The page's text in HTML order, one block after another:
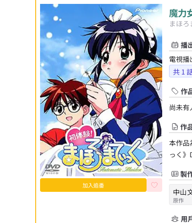
加入追番
魔力
まほ
播
電視播
共 1
作
尚未有
作
本作品
っく》
製
中山
原作
用